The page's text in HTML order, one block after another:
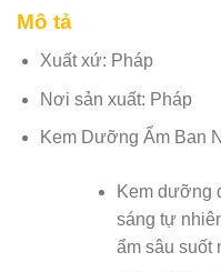
Mô tả
Xuất xứ: Pháp
Nơi sản xuất: Pháp
Kem Dưỡng Ẩm Ban
Kem dưỡng
sáng tự
ẩm sâu suốt